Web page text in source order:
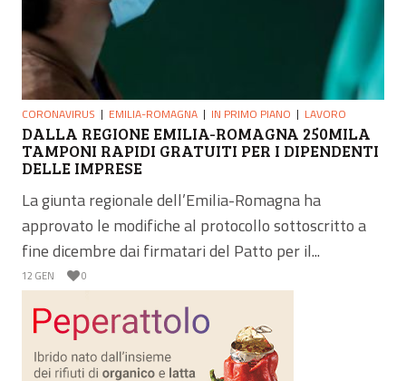
CORONAVIRUS EMILIA-ROMAGNA IN PRIMO PIANO LAVORO
DALLA REGIONE EMILIA-ROMAGNA 250MILA
TAMPONI RAPIDI GRATUITI PER I DIPENDENTI
DELLE IMPRESE
La giunta regionale dell’Emilia-Romagna ha
approvato le modifiche al protocollo sottoscritto a
fine dicembre dai firmatari del Patto per il...
12 GEN 0